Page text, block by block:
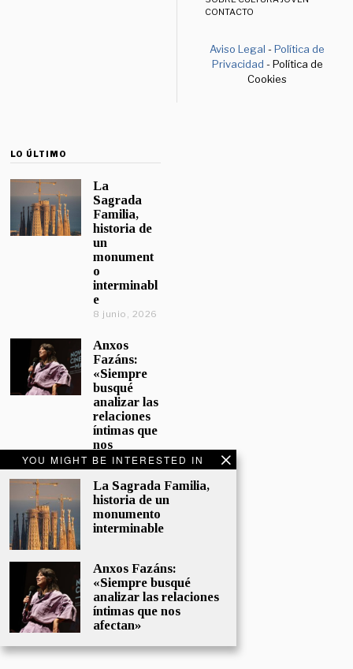
YOU MIGHT BE INTERESTED IN
La Sagrada Familia,
historia de un
monumento
interminable
Anxos Fazáns:
«Siempre busqué
analizar las relaciones
íntimas que nos
afectan»
CONTACTO
Aviso Legal -Política de
Privacidad - Política de
Cookies
LO ÚLTIMO
La
Sagrada
Familia,
historia de
un
monument
o
interminabl
e
8 junio, 2026
Anxos
Fazáns:
«Siempre
busqué
analizar las
relaciones
íntimas que
nos
afectan»
El hijo de la
cómica, el
homenaje
Sacristán a
Fernán
Gómez
28 mayo,
2026